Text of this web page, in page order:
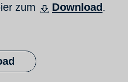
zum Download.